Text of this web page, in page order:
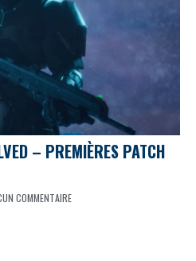
– PREMIÈRES PATCH
COMMENTAIRE